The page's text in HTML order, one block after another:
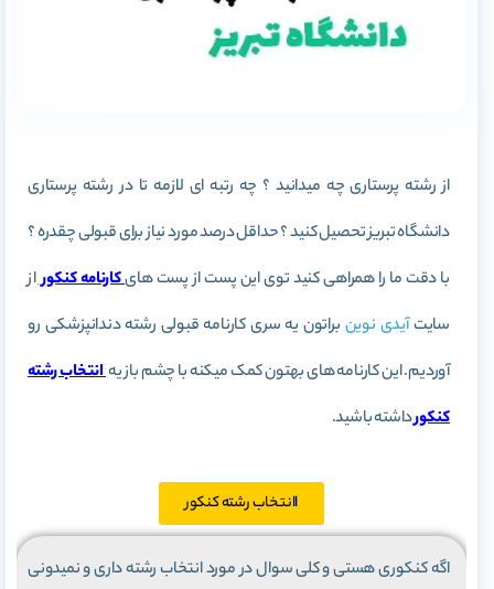
از رشته پرستاری چه میدانید ؟ چه رتبه ای لازمه تا در رشته پرستاری
دانشگاه تبریز تحصیل کنید ؟ حداقل درصد مورد نیاز برای قبولی چقدره ؟
با دقت ما را همراهی کنیدتوی این پست از پست هایکارنامه کنکوراز
سایتآیدی نوین براتون یه سری کارنامه قبولی رشته دندانپزشکی رو
آوردیم. این کارنامه های بهتون کمک میکنه با چشم باز یهانتخاب رشته
کنکورداشته باشید.
اانتخاب رشته کنکور
اگه کنکوری هستی و کلی سوال در مورد انتخاب رشته داری و نمیدونی